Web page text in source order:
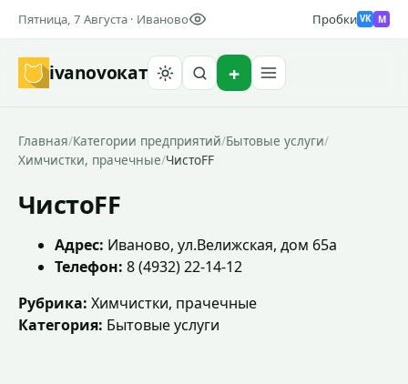
Пятница, 7 Августа · Иваново Пробки VK M
ivanovoкат
Главная/Категории предприятий/Бытовые услуги/
Химчистки, прачечные/ЧистоFF
ЧистоFF
Адрес: Иваново, ул.Велижская, дом 65а
Телефон: 8 (4932) 22-14-12
Рубрика: Химчистки, прачечные
Категория: Бытовые услуги